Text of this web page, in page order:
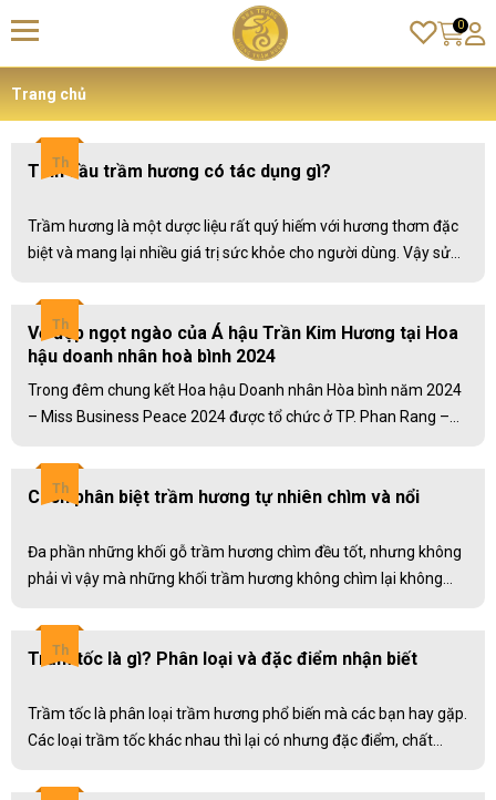
0
Trang chủ
Th
Tinh dầu trầm hương có tác dụng gì?
Trầm hương là một dược liệu rất quý hiếm với hương thơm đặc
biệt và mang lại nhiều giá trị sức khỏe cho người dùng. Vậy sử
được nhiều lợi ích.
Th
Vẻ đẹp ngọt ngào của Á hậu Trần Kim Hương tại Hoa
hậu doanh nhân hoà bình 2024
Trong đêm chung kết Hoa hậu Doanh nhân Hòa bình năm 2024
– Miss Business Peace 2024 được tổ chức ở TP. Phan Rang –
doanh nhân Trần Kim Hương còn xuất sắc “ẵm” thêm danh hiệu
Người đẹp truyền thông.
Th
Cách phân biệt trầm hương tự nhiên chìm và nổi
Đa phần những khối gỗ trầm hương chìm đều tốt, nhưng không
phải vì vậy mà những khối trầm hương không chìm lại không
chứa trong gỗ trầm hương. Để đánh giá chất lượng của khối
trầm hương người mua có kinh nghiệm thường nhìn màu sắc
Th
Trầm tốc là gì? Phân loại và đặc điểm nhận biết
Trầm tốc là phân loại trầm hương phổ biến mà các bạn hay gặp.
Các loại trầm tốc khác nhau thì lại có nhưng đặc điểm, chất